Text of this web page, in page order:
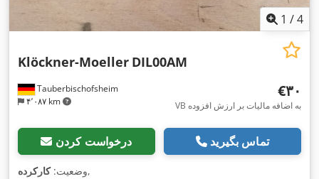
1 /4
Tauberbischofsheim
۴٬۰۸۷ km
Klöckner-Moeller DIL00AM
‎€۳۰
VB به اضافه مالیات بر ارزش افزوده
درخواست کردن تماس بگیرید
وضعیت:کارکرده ,